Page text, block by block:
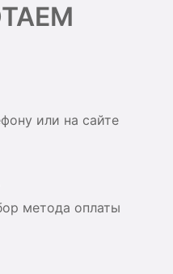
или на сайте
метода оплаты